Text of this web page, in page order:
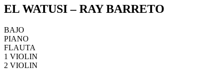
EL WATUSI – RAY BARRETO
BAJO
PIANO
FLAUTA
1 VIOLIN
2 VIOLIN